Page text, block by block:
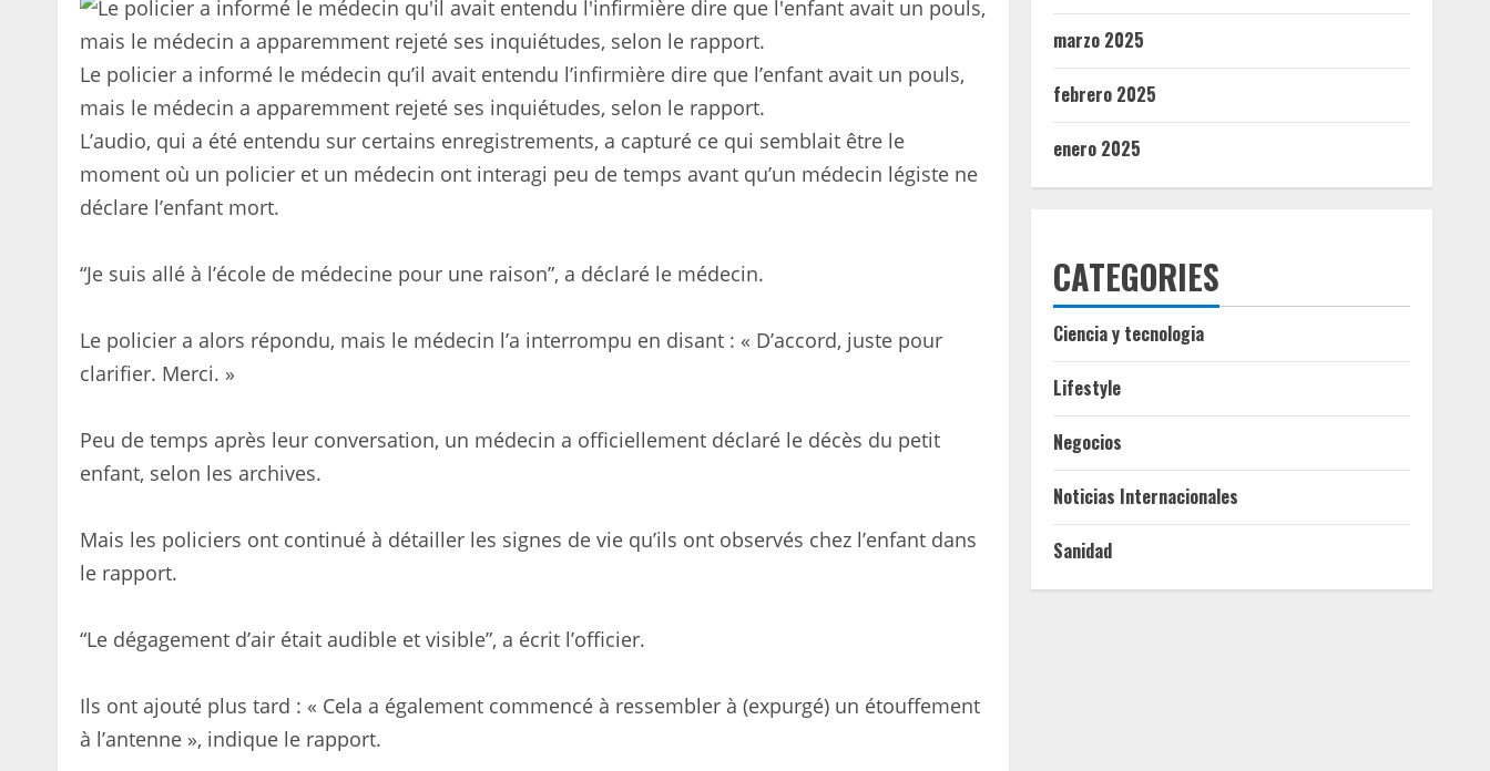
Le policier a informé le médecin qu’il avait entendu l’infirmière dire que l’enfant avait un pouls,
mais le médecin a apparemment rejeté ses inquiétudes, selon le rapport.
L’audio, qui a été entendu sur certains enregistrements, a capturé ce qui semblait être le
moment où un policier et un médecin ont interagi peu de temps avant qu’un médecin légiste ne
déclare l’enfant mort.
“Je suis allé à l’école de médecine pour une raison”, a déclaré le médecin.
Le policier a alors répondu, mais le médecin l’a interrompu en disant : « D’accord, juste pour
clarifier. Merci. »
Peu de temps après leur conversation, un médecin a officiellement déclaré le décès du petit
enfant, selon les archives.
Mais les policiers ont continué à détailler les signes de vie qu’ils ont observés chez l’enfant dans
le rapport.
“Le dégagement d’air était audible et visible”, a écrit l’officier.
Ils ont ajouté plus tard : « Cela a également commencé à ressembler à (expurgé) un étouffement
à l’antenne », indique le rapport.
marzo 2025
febrero 2025
enero 2025
CATEGORIES
Ciencia y tecnologia
Lifestyle
Negocios
Noticias Internacionales
Sanidad